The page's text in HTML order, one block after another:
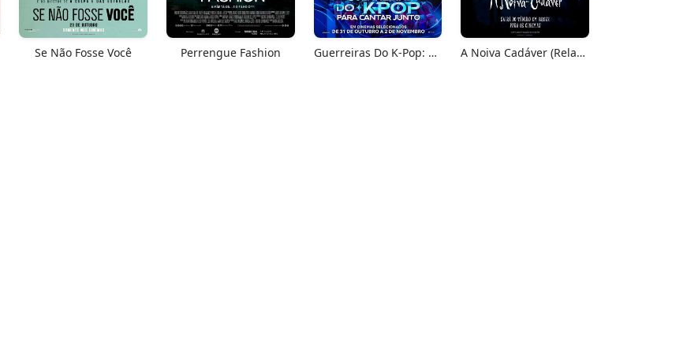
Se Não Fosse Você Perrengue Fashion Guerreiras Do K-Pop: Para Cantar Junto A Noiva Cadáver (Relançamento)